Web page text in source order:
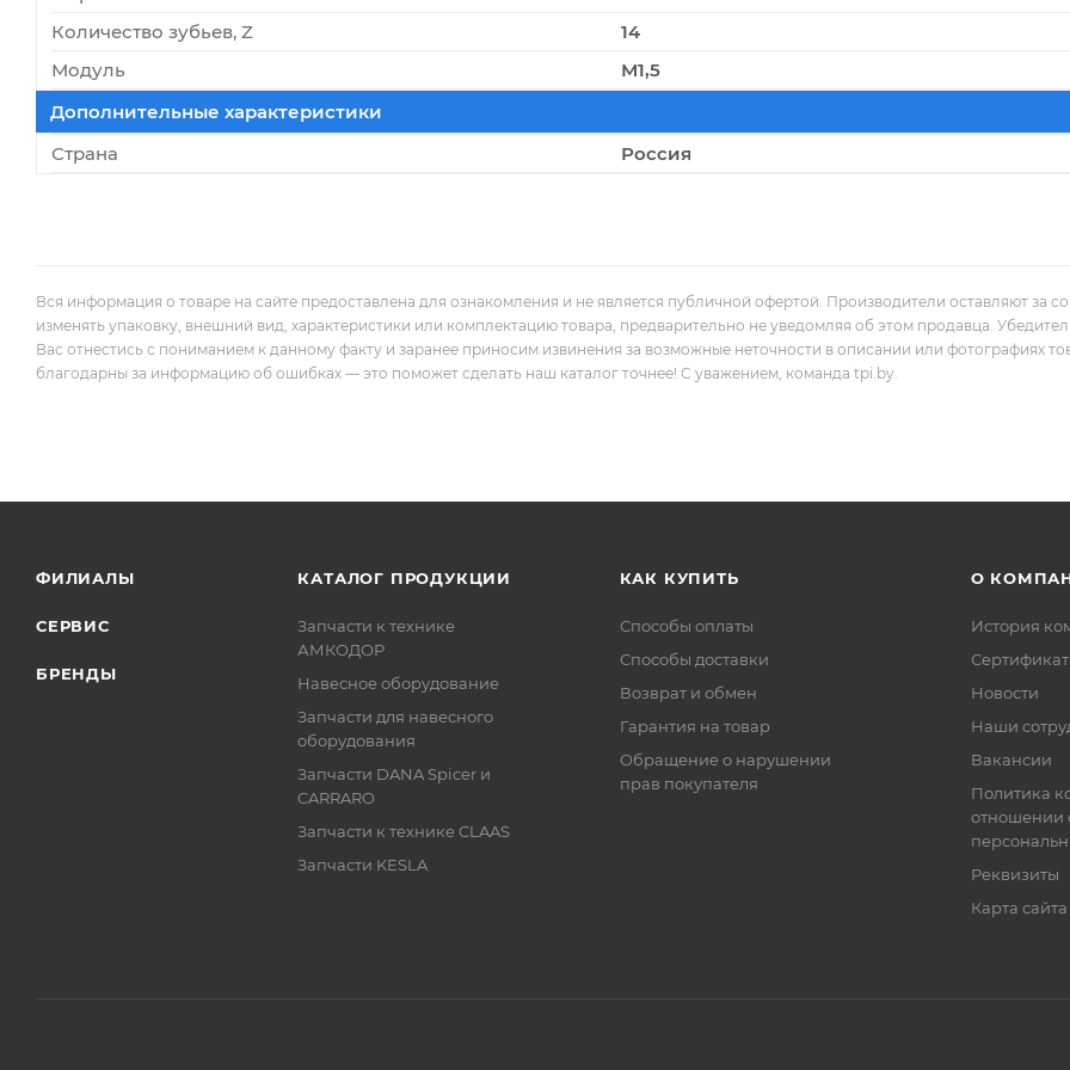
Количество зубьев, Z
14
Модуль
М1,5
Дополнительные характеристики
Страна
Россия
Вся информация о товаре на сайте предоставлена для ознакомления и не является публичной офертой. Производители оставляют за
изменять упаковку, внешний вид, характеристики или комплектацию товара, предварительно не уведомляя об этом продавца.
Вас отнестись с пониманием к данному факту и заранее приносим извинения за возможные неточности в описании или фотографиях
благодарны за информацию об ошибках — это поможет сделать наш каталог точнее! С уважением, команда tpi.by.
ФИЛИАЛЫ
СЕРВИС
БРЕНДЫ
КАТАЛОГ ПРОДУКЦИИ
Запчасти к технике
АМКОДОР
Навесное оборудование
Запчасти для навесного
оборудования
Запчасти DANA Spicer и
CARRARO
Запчасти к технике CLAAS
Запчасти KESLA
КАК КУПИТЬ
Способы оплаты
Способы доставки
Возврат и обмен
Гарантия на товар
Обращение о нарушении
прав покупателя
О
История
Новости
Наши
Вакансии
Политика
отношении
Реквизиты
Карта сайта